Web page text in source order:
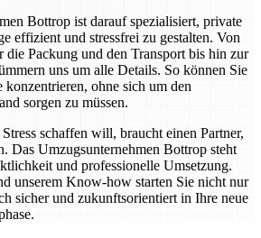
Bottrop ist darauf spezialisiert, private
effizient und stressfrei zu gestalten. Von
die Packung und den Transport bis hin zur
uns um alle Details. So können Sie
konzentrieren, ohne sich um den
sorgen zu müssen.
schaffen will, braucht einen Partner,
Das Umzugsunternehmen Bottrop steht
und professionelle Umsetzung.
unserem Know-how starten Sie nicht nur
sicher und zukunftsorientiert in Ihre neue